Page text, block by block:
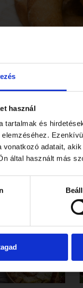
használ
tartalmak és
elemzéséhez.
vonatkozó adatait,
által használt más
ÉRDEKEL